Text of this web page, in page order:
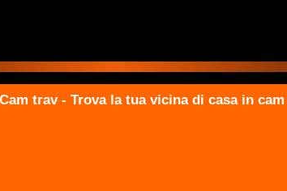
trav - Trova la tua vicina di casa in cam